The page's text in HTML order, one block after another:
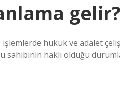
gelir?
hukuk ve adalet
sahibinin haklı olduğu